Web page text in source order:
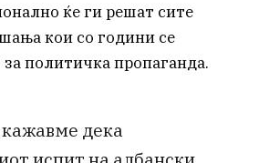
ќе ги решат сите
кои со години се
политичка пропаганда.
кажавме дека